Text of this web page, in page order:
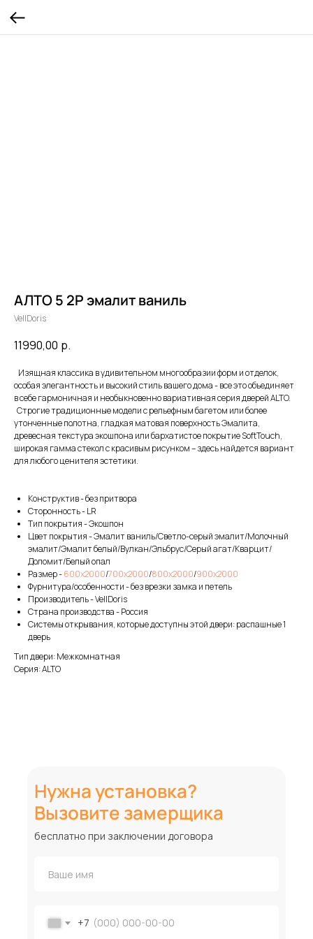
АЛТО 5 2P эмалит ваниль
VellDoris
11990,00 р.
Изящная классика в удивительном многообразии форм и отделок,
особая элегантность и высокий стиль вашего дома - все это объединяет
в себе гармоничная и необыкновенно вариативная серия дверей ALTO.
Строгие традиционные модели с рельефным багетом или более
утонченные полотна, гладкая матовая поверхность Эмалита,
древесная текстура экошпона или бархатистое покрытие SoftTouch,
широкая гамма стекол с красивым рисунком – здесь найдется вариант
для любого ценителя эстетики.
Конструктив - без притвора
Сторонность - LR
Тип покрытия - Экошпон
Цвет покрытия - Эмалит ваниль/Светло-серый эмалит/Молочный
эмалит/Эмалит белый/Вулкан/Эльбрус/Серый агат/Кварцит/
Доломит/Белый опал
Размер -600х2000/700х2000/800х2000/900х2000
Фурнитура/особенности - без врезки замка и петель
Производитель - VellDoris
Страна производства - Россия
Системы открывания, которые доступны этой двери: распашные 1
дверь
Тип двери: Межкомнатная
Серия: ALTO
Нужна установка?
Вызовите замерщика
+7
бесплатно при заключении договора